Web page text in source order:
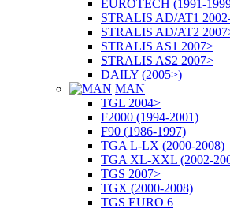
EUROTECH (1991-
STRALIS AD/AT1
STRALIS AD/AT2
STRALIS AS1 2007>
STRALIS AS2 2007>
DAILY (2005>)
MAN
TGL 2004>
F2000 (1994-2001)
F90 (1986-1997)
TGA L-LX (2000-2008)
TGA XL-XXL (2002-
TGS 2007>
TGX (2000-2008)
TGS EURO 6